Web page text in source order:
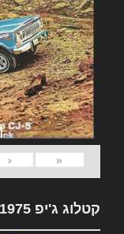
«
‹
קטלוג ג'יפ 1975